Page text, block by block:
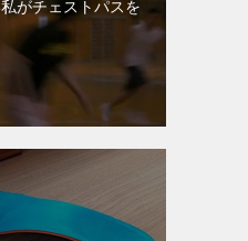
がチェストパスを